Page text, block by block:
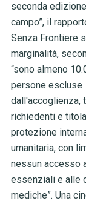
seconda
campo”, il
Senza Frontiere
marginalità,
“sono almeno
persone escluse
dall'accoglienza,
richiedenti e
protezione
umanitaria, con
nessun accesso
essenziali e alle
mediche”. Una